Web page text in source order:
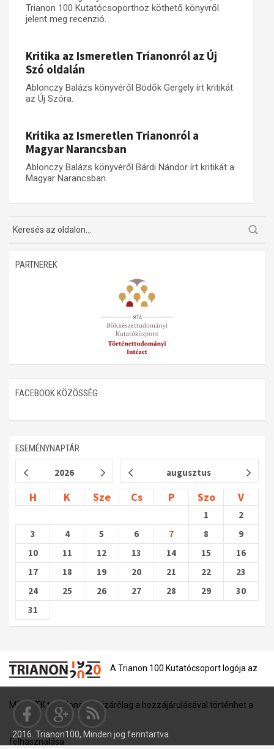
Trianon 100 Kutatócsoporthoz köthető könyvről
jelent meg recenzió.
Kritika az Ismeretlen Trianonról az Új
Szó oldalán
Ablonczy Balázs könyvéről Bödők Gergely írt kritikát
az Új Szóra.
Kritika az Ismeretlen Trianonról a
Magyar Narancsban
Ablonczy Balázs könyvéről Bárdi Nándor írt kritikát a
Magyar Narancsban.
PARTNEREK
FACEBOOK KÖZÖSSÉG
ESEMÉNYNAPTÁR
2026 augusztus
H K Sze Cs P Szo V
1
2
3
4 5 6 7 8
9
10
11 12 13 14 15
16
17
18 19 20 21 22
23
24
25 26 27 28 29
30
31
A Trianon 100 Kutatócsoport logója az
MTA BTK tulajdona, és kizárólag a hozzájárulásával történhet a
felhasználása.
2016. Trianon100, Minden jog fenntartva